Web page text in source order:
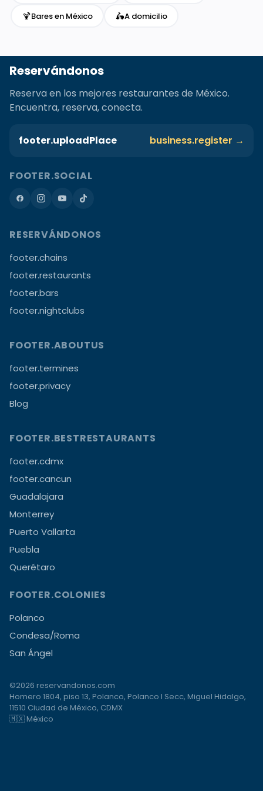
🍹Bares en México 🛵A domicilio
Reservándonos
Reserva en los mejores restaurantes de México.
Encuentra, reserva, conecta.
footer.uploadPlace business.register →
FOOTER.SOCIAL
RESERVÁNDONOS
footer.chains
footer.restaurants
footer.bars
footer.nightclubs
FOOTER.ABOUTUS
footer.termines
footer.privacy
Blog
FOOTER.BESTRESTAURANTS
footer.cdmx
footer.cancun
Guadalajara
Monterrey
Puerto Vallarta
Puebla
Querétaro
FOOTER.COLONIES
Polanco
Condesa/Roma
San Ángel
©2026 reservandonos.com
Homero 1804, piso 13, Polanco, Polanco I Secc, Miguel Hidalgo,
11510 Ciudad de México, CDMX
🇲🇽 México